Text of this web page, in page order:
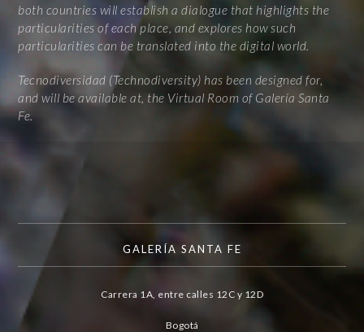
both countries will establish a dialogue that highlights the
particularities of each place, and explores how such
particularities can be translated into the digital world.
Tecnodiversidad (Technodiversity) has been designed for,
and will be available at, the Virtual Room of Galería Santa
Fe.
GALERÍA SANTA FE
Carrera 1A, entre calles 12C y 12D
Bogotá